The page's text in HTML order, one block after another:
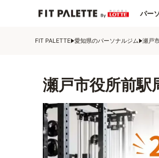
パー
FIT PALETTE 愛知県のパーソナルジム 瀬戸
瀬戸市役所前